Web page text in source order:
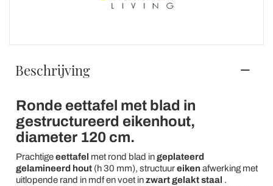
Beschrijving
Ronde eettafel met blad in
gestructureerd eikenhout,
diameter 120 cm.
Prachtigeeettafel met rond blad ingeplateerd
gelamineerd hout(h 30 mm), structuureiken afwerking met
uitlopende rand in mdf en voet inzwart gelakt staal .